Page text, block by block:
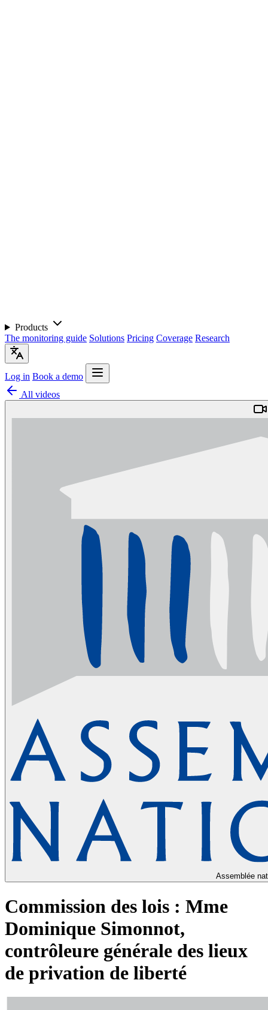
Products
The monitoring guide Solutions Pricing Coverage Research
Log in Book a demo
All videos
Assemblée
Commission des lois : Mme
Dominique Simonnot,
contrôleure générale des lieux
de privation de liberté